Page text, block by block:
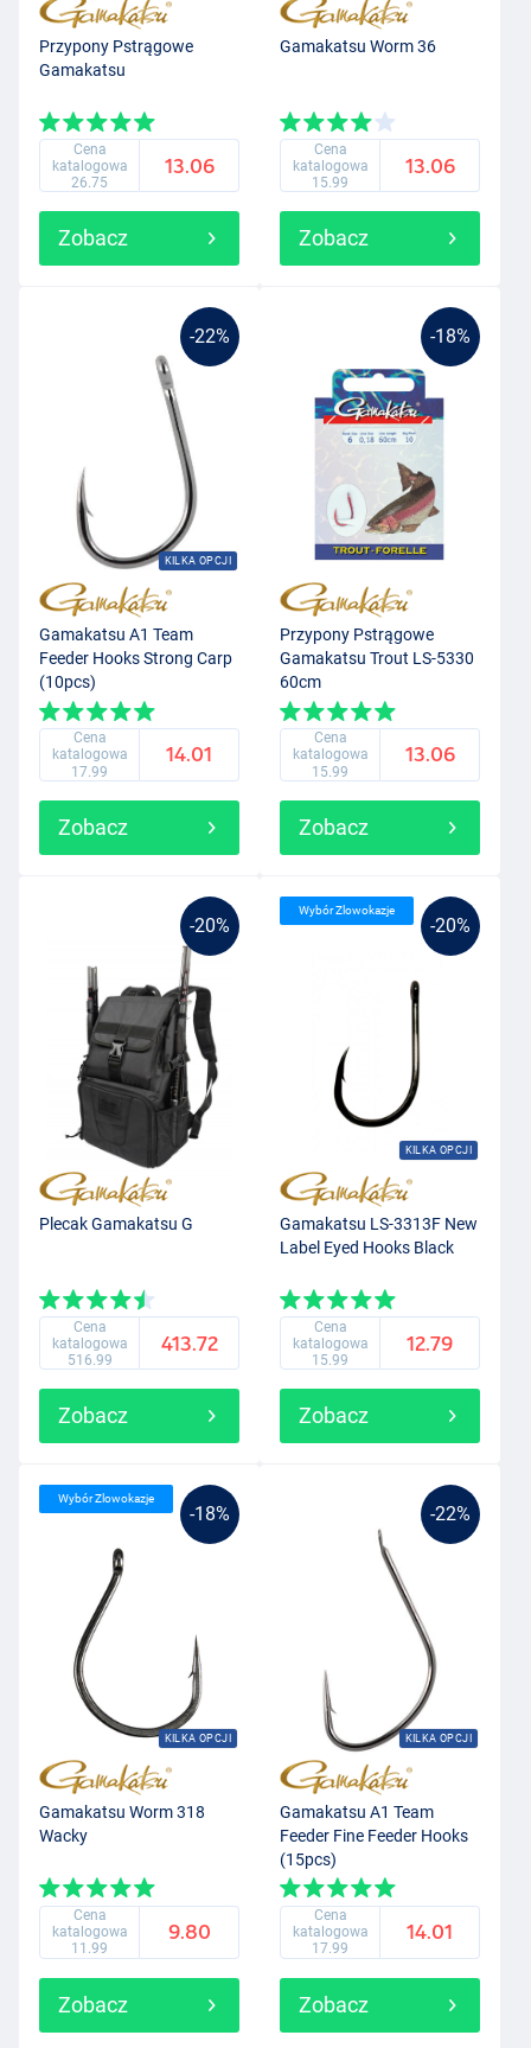
Przypony Pstrągowe
Gamakatsu
Cena
katalogowa
26.75
13.06
Zobacz
Gamakatsu Worm 36
Cena
katalogowa
15.99
13.06
Zobacz
-22%
KILKA OPCJI
Gamakatsu A1 Team
Feeder Hooks Strong Carp
(10pcs)
Cena
katalogowa
17.99
14.01
Zobacz
-18%
Przypony Pstrągowe
Gamakatsu Trout LS-5330
60cm
Cena
katalogowa
15.99
13.06
Zobacz
-20%
Plecak Gamakatsu G
Cena
katalogowa
516.99
413.72
Zobacz
-20%
KILKA OPCJI
Wybór Zlowokazje
Gamakatsu LS-3313F New
Label Eyed Hooks Black
Cena
katalogowa
15.99
12.79
Zobacz
-18%
KILKA OPCJI
Wybór Zlowokazje
Gamakatsu Worm 318
Wacky
Cena
katalogowa
11.99
9.80
Zobacz
-22%
KILKA OPCJI
Gamakatsu A1 Team
Feeder Fine Feeder Hooks
(15pcs)
Cena
katalogowa
17.99
14.01
Zobacz